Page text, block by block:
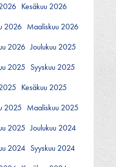
Kesäkuu 2026
2026 Maaliskuu 2026
2026 Joulukuu 2025
2025 Syyskuu 2025
Kesäkuu 2025
2025 Maaliskuu 2025
2025 Joulukuu 2024
2024 Syyskuu 2024